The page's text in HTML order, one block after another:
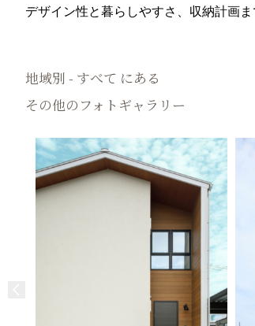
デザイン性と暮らしやすさ、収納計画
地域別 - すべて にある
その他のフォトギャラリー